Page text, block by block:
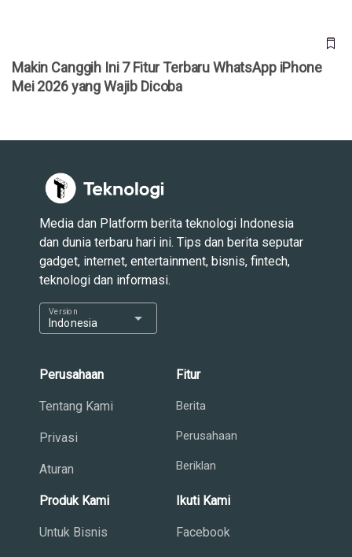
Makin Canggih Ini 7 Fitur Terbaru WhatsApp iPhone
Mei 2026 yang Wajib Dicoba
Media dan Platform berita teknologi Indonesia
dan dunia terbaru hari ini. Tips dan berita seputar
gadget, internet, entertainment, bisnis, fintech,
teknologi dan informasi.
Indonesia
Version arrow_drop_down
Perusahaan
Tentang Kami
Privasi
Aturan
Fitur
Berita
Perusahaan
Beriklan
Produk Kami
Untuk Bisnis
Ikuti Kami
Facebook